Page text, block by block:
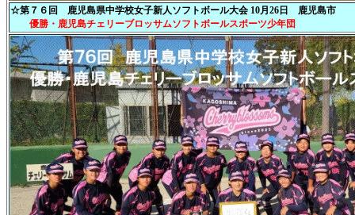
☆第７６回 鹿児島県中学校女子新人ソフトボール大会 10月26日 鹿児島市
優勝・鹿児島チェリーブロッサムソフトボールスポーツ少年団